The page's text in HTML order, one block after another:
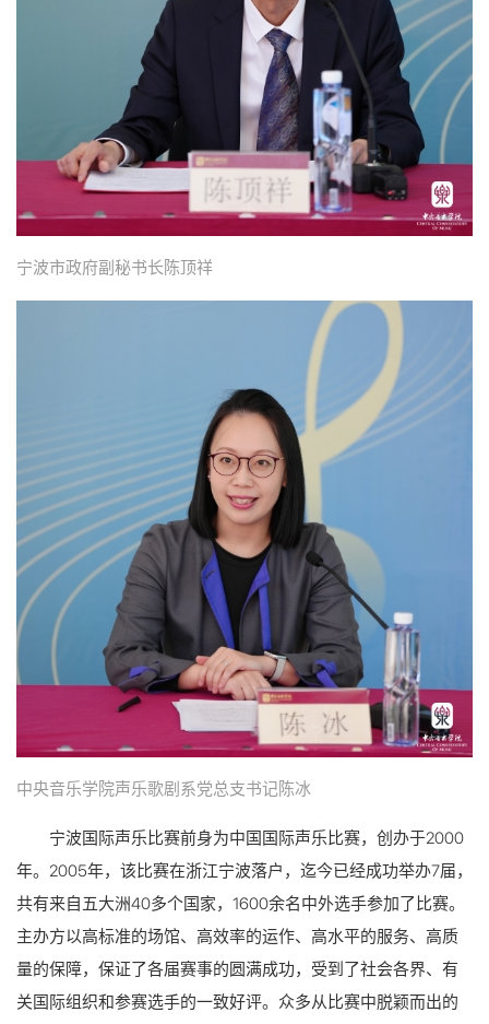
宁波市政府副秘书长陈顶祥
中央音乐学院声乐歌剧系党总支书记陈冰
宁波国际声乐比赛前身为中国国际声乐比赛，创办于2000
年。2005年，该比赛在浙江宁波落户，迄今已经成功举办7届，
共有来自五大洲40多个国家，1600余名中外选手参加了比赛。
主办方以高标准的场馆、高效率的运作、高水平的服务、高质
量的保障，保证了各届赛事的圆满成功，受到了社会各界、有
关国际组织和参赛选手的一致好评。众多从比赛中脱颖而出的